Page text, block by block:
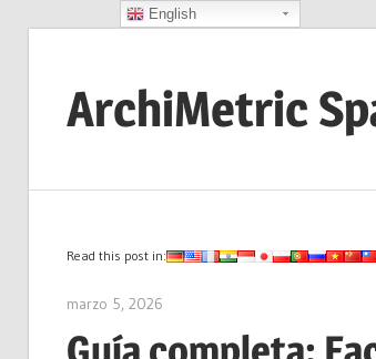
contenido
ArchiMetric
Dev
Scrum,
Read this post in:
marzo 5, 2026
English